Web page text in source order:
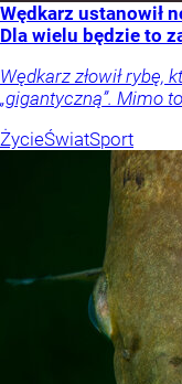
Wędkarz ustanowił
Dla wielu będzie to
Wędkarz złowił rybę,
„gigantyczną”. Mimo
ŻycieŚwiatSport